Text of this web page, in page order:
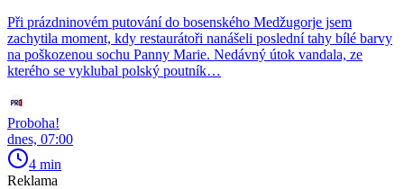
Při prázdninovém putování do bosenského Medžugorje jsem
zachytila moment, kdy restaurátoři nanášeli poslední tahy bílé barvy
na poškozenou sochu Panny Marie. Nedávný útok vandala, ze
kterého se vyklubal polský poutník…
Proboha!
dnes, 07:00
4 min
Reklama